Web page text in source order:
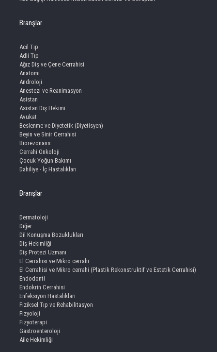
Branşlar
Acil Tıp
Adli Tıp
Ağız Diş ve Çene Cerrahisi
Anatomi
Androloji
Anestezi ve Reanimasyon
Asistan
Asistan Diş Hekimi
Avukat
Beslenme ve Diyetetik (Diyetisyen)
Beyin ve Sinir Cerrahisi
Biorezonans
Cerrahi Onkoloji
Çocuk Yoğun Bakımı
Dahiliye - İç Hastalıkları
Branşlar
Dermatoloji
Diğer
Dil Konuşma Bozuklukları
Diş Hekimliği
Diş Protezi Uzmanı
El Cerrahisi ve Mikro cerrahi
El Cerrahisi ve Mikro cerrahi (Plastik Rekonstruktif ve Estetik Cerrahisi)
Endodonti
Endokrin Cerrahisi
Enfeksiyon Hastalıkları
Fiziksel Tıp ve Rehabilitasyon
Fizyoloji
Fizyoterapi
Gastroenteroloji
Aile Hekimliği